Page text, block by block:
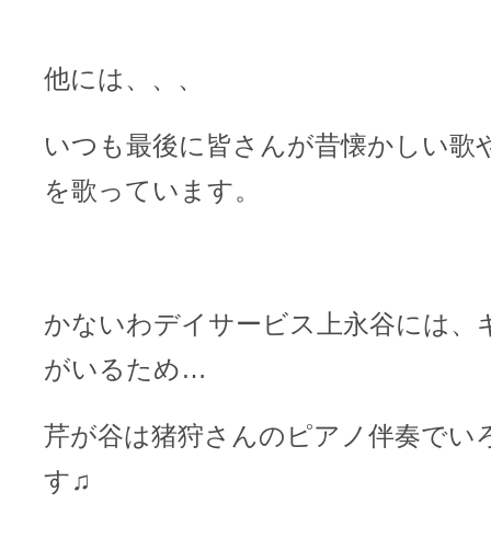
他には、、、
いつも最後に皆さんが昔懐かしい歌
を歌っています。
かないわデイサービス上永谷には、
がいるため…
芹が谷は猪狩さんのピアノ伴奏でい
す♫